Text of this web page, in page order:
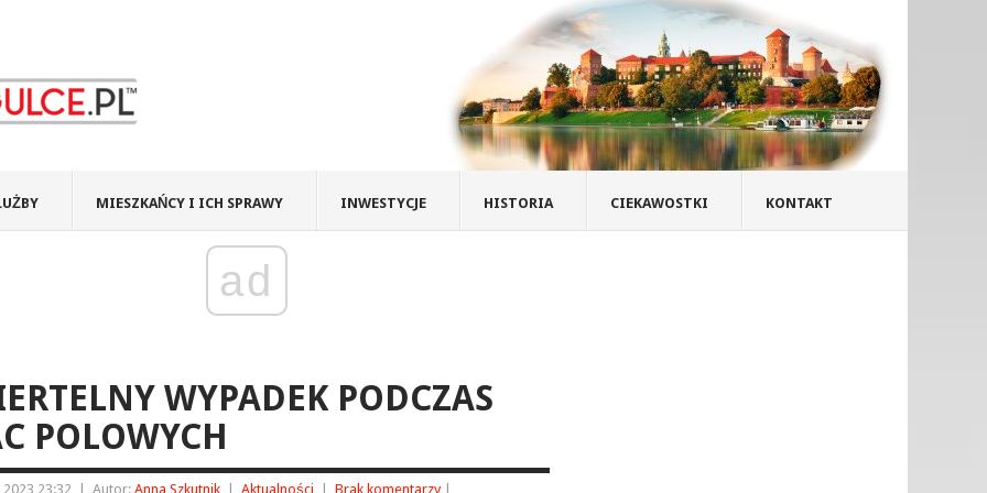
MIESZKAŃCY I ICH SPRAWY INWESTYCJE HISTORIA CIEKAWOSTKI KONTAKT
ad
WYPADEK PODCZAS
POLOWYCH
23:32 Autor: Anna Szkutnik Aktualności Brak komentarzy